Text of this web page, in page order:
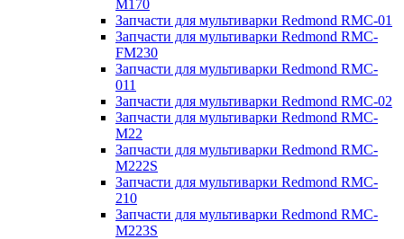
M170
Запчасти для мультиварки Redmond RMC-01
Запчасти для мультиварки Redmond RMC-
FM230
Запчасти для мультиварки Redmond RMC-
011
Запчасти для мультиварки Redmond RMC-02
Запчасти для мультиварки Redmond RMC-
M22
Запчасти для мультиварки Redmond RMC-
M222S
Запчасти для мультиварки Redmond RMC-
210
Запчасти для мультиварки Redmond RMC-
M223S